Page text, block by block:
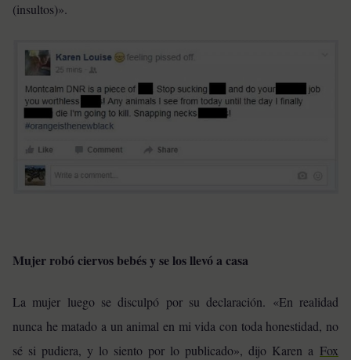
(insultos)».
Mujer robó ciervos bebés y se los llevó a casa
La mujer luego se disculpó por su declaración. «En realidad
nunca he matado a un animal en mi vida con toda honestidad, no
sé si pudiera, y lo siento por lo publicado», dijo Karen a Fox